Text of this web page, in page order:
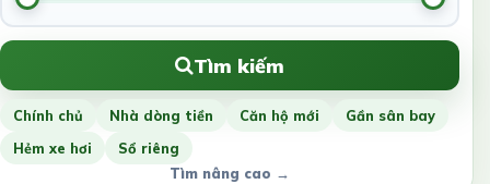
Tìm kiếm
Chính chủ Nhà dòng tiền Căn hộ mới
Gần sân bay
Hẻm xe hơi
Sổ riêng
Tìm nâng cao →